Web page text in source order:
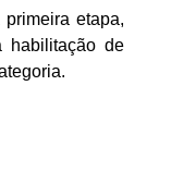
etapa,
habilitação de